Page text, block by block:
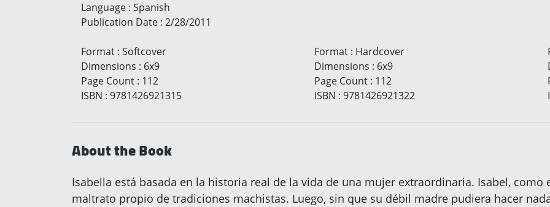
Language : Spanish
Publication Date : 2/28/2011
Format : Softcover
Dimensions : 6x9
Page Count : 112
ISBN : 9781426921315
Format: Hardcover
Dimensions : 6x9
Page Count: 112
ISBN : 9781426921322
About the Book
Isabella está basada en la historia real de la vida de una mujer extraordinaria. Isabel,
maltrato propio de tradiciones machistas. Luego, sin que su débil madre pudiera hacer